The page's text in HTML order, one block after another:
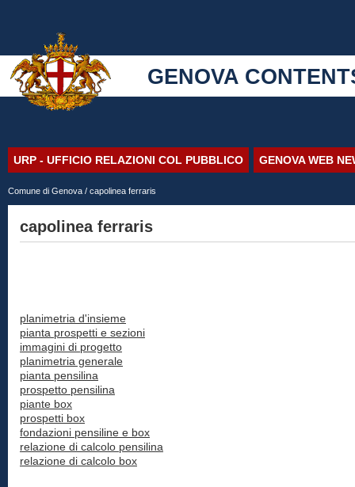
GENOVA
URP - UFFICIO RELAZIONI COL PUBBLICO GENOVA WEB
Comune di Genova / capolinea ferraris
capolinea ferraris
planimetria d'insieme
pianta prospetti e sezioni
immagini di progetto
planimetria generale
pianta pensilina
prospetto pensilina
piante box
prospetti box
fondazioni pensiline e box
relazione di calcolo pensilina
relazione di calcolo box